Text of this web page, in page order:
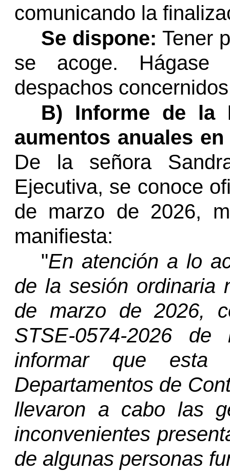
comunicando la
Se dispone: Tener
se acoge. Hágase
despachos
B) Informe de la
aumentos anuales
De la señora
Ejecutiva, se conoce
de marzo de 2026,
manifiesta:
"En atención a lo
de la sesión ordinaria
de marzo de 2026,
STSE-0574-2026
informar que esta
Departamentos de
llevaron a cabo las
inconvenientes
de algunas personas